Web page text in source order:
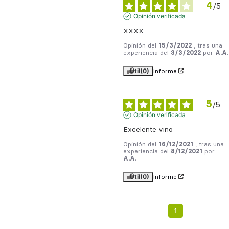
4/5
Opinión verificada
XXXX
Opinión del 15/3/2022
, tras una
experiencia del 3/3/2022 por A.A.
Útil(0) Informe
5/5
Opinión verificada
Excelente vino
Opinión del 16/12/2021
, tras una
experiencia del 8/12/2021
por
A.A.
Útil(0) Informe
1